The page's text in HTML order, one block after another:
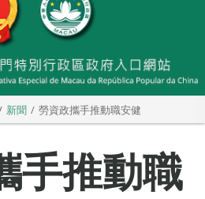
新聞 勞資政攜手推動職安健
手推動職